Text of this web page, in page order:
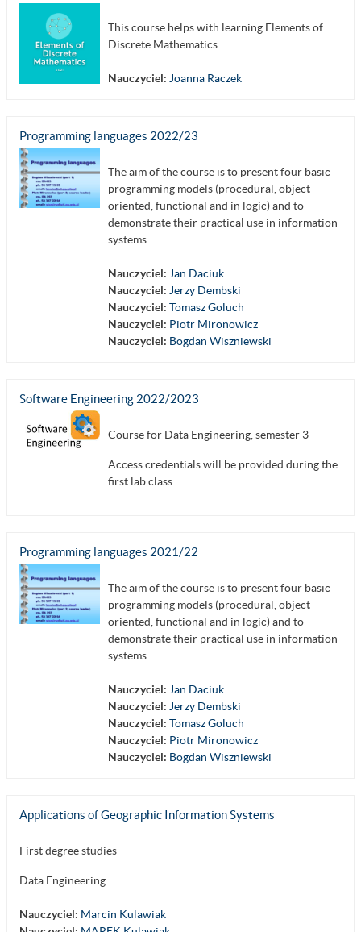
This course helps with learning Elements of
Discrete Mathematics.
Nauczyciel: Joanna Raczek
Programming languages 2022/23
The aim of the course is to present four basic
programming models (procedural, object-
oriented, functional and in logic) and to
demonstrate their practical use in information
systems.
Nauczyciel: Jan Daciuk
Nauczyciel: Jerzy Dembski
Nauczyciel: Tomasz Goluch
Nauczyciel: Piotr Mironowicz
Nauczyciel: Bogdan Wiszniewski
Software Engineering 2022/2023
Course for Data Engineering, semester 3
Access credentials will be provided during the
first lab class.
Programming languages 2021/22
The aim of the course is to present four basic
programming models (procedural, object-
oriented, functional and in logic) and to
demonstrate their practical use in information
systems.
Nauczyciel: Jan Daciuk
Nauczyciel: Jerzy Dembski
Nauczyciel: Tomasz Goluch
Nauczyciel: Piotr Mironowicz
Nauczyciel: Bogdan Wiszniewski
Applications of Geographic Information Systems
First degree studies
Data Engineering
Nauczyciel: Marcin Kulawiak